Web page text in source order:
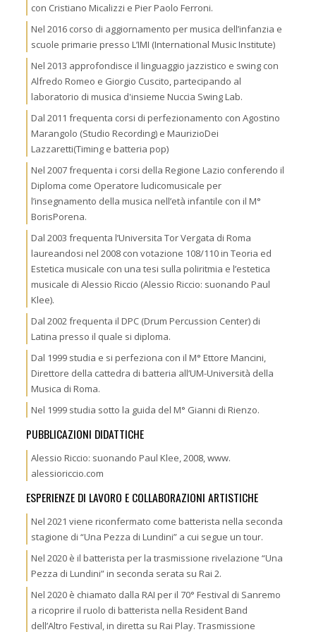
con Cristiano Micalizzi e Pier Paolo Ferroni.
Nel 2016 corso di aggiornamento per musica dell’infanzia e
scuole primarie presso L’IMI (International Music Institute)
Nel 2013 approfondisce il linguaggio jazzistico e swing con
Alfredo Romeo e Giorgio Cuscito, partecipando al
laboratorio di musica d'insieme Nuccia Swing Lab.
Dal 2011 frequenta corsi di perfezionamento con Agostino
Marangolo (Studio Recording) e MaurizioDei
Lazzaretti(Timing e batteria pop)
Nel 2007 frequenta i corsi della Regione Lazio conferendo il
Diploma come Operatore ludicomusicale per
l’insegnamento della musica nell’età infantile con il M°
BorisPorena.
Dal 2003 frequenta l’Universita Tor Vergata di Roma
laureandosi nel 2008 con votazione 108/110 in Teoria ed
Estetica musicale con una tesi sulla poliritmia e l’estetica
musicale di Alessio Riccio (Alessio Riccio: suonando Paul
Klee).
Dal 2002 frequenta il DPC (Drum Percussion Center) di
Latina presso il quale si diploma.
Dal 1999 studia e si perfeziona con il M° Ettore Mancini,
Direttore della cattedra di batteria all’UM-Università della
Musica di Roma.
Nel 1999 studia sotto la guida del M° Gianni di Rienzo.
PUBBLICAZIONI DIDATTICHE
Alessio Riccio: suonando Paul Klee, 2008, www.
alessioriccio.com
ESPERIENZE DI LAVORO E COLLABORAZIONI ARTISTICHE
Nel 2021 viene riconfermato come batterista nella seconda
stagione di “Una Pezza di Lundini” a cui segue un tour.
Nel 2020 è il batterista per la trasmissione rivelazione “Una
Pezza di Lundini” in seconda serata su Rai 2.
Nel 2020 è chiamato dalla RAI per il 70° Festival di Sanremo
a ricoprire il ruolo di batterista nella Resident Band
dell’Altro Festival, in diretta su Rai Play. Trasmissione